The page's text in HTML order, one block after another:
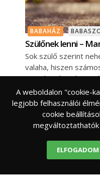
BABAHÁZ
Szülőnek lenni –
Sok szülő szerint
valaha, hiszen
szembenézniük,
A weboldalon "cookie-
legjobb felhasználói
cookie
megváltoztathatók
ELFOGADOM